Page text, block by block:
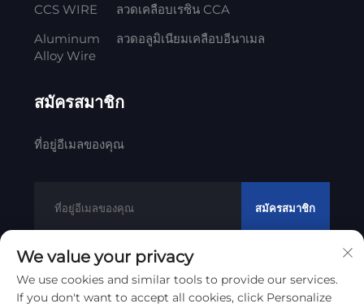
CCS WIRE
Aluminum
Alloy Wire
ลวดเคลือบเรซิน CCA
ลวดอลูมิเนียมเคลือบอีนาเมล
สมัครสมาชิก
ที่อยู่อีเมลของคุณ
สมัครสมาชิก
ลิขสิทธิ์ © 2012 - 2023 Litong Cable Technology Co., Ltd
การสํารวจความเป็นส่วนตัว
We value your privacy
We use cookies and similar tools to provide our services.
If you don't want to accept all cookies, click Personalize